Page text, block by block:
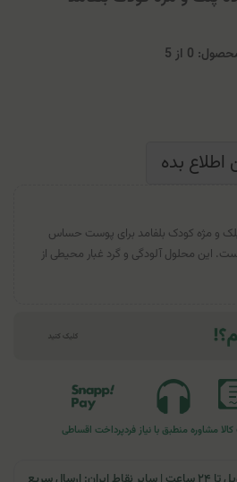
0 از 5
بده
و مژه کودک بلفامد برای پوست حساس
این محلول آلودگی و گرد غبار محیطی از
مشاوره منطبق با نیاز فردپرداخت اقساطی